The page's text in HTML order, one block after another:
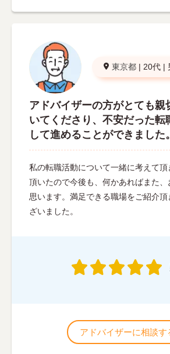
東京都 | 20代 |
アドバイザーの方がとても親
いてくださり、不安だった転
して進めることができました。
私の転職活動について一緒に考えて
頂いたので今後も、何かあればまた、
思います。満足できる職場をご紹介
ざいました。
アドバイザーに相談す